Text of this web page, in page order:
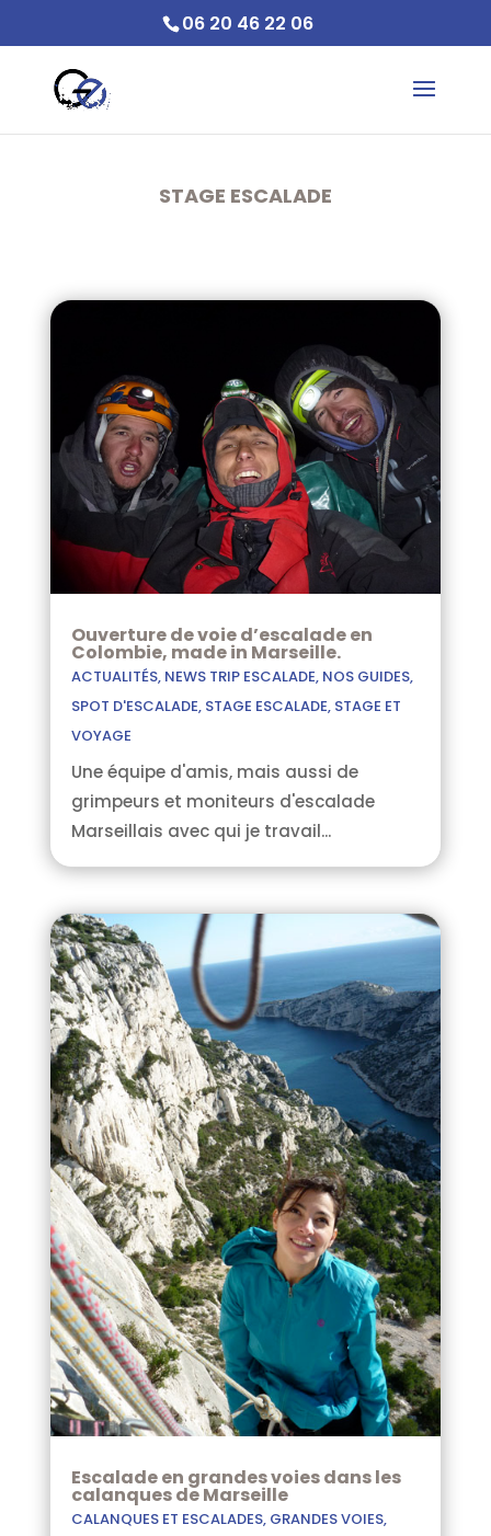
06 20 46 22 06
STAGE ESCALADE
Ouverture de voie d’escalade en
Colombie, made in Marseille.
ACTUALITÉS, NEWS TRIP ESCALADE, NOS GUIDES,
SPOT D'ESCALADE, STAGE ESCALADE, STAGE ET
VOYAGE
Une équipe d'amis, mais aussi de
grimpeurs et moniteurs d'escalade
Marseillais avec qui je travail...
Escalade en grandes voies dans les
calanques de Marseille
CALANQUES ET ESCALADES, GRANDES VOIES,